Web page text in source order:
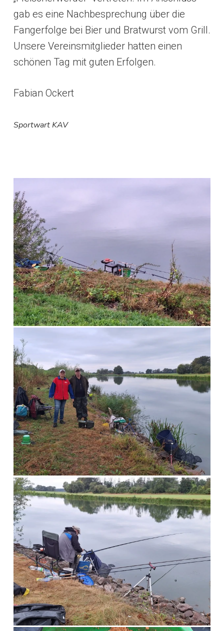
gab es eine Nachbesprechung über die
Fangerfolge bei Bier und Bratwurst vom Grill.
Unsere Vereinsmitglieder hatten einen
schönen Tag mit guten Erfolgen.
Fabian Ockert
Sportwart KAV